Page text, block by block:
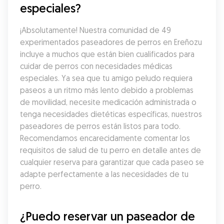
especiales?
¡Absolutamente! Nuestra comunidad de 49
experimentados paseadores de perros en Ereñozu
incluye a muchos que están bien cualificados para
cuidar de perros con necesidades médicas
especiales. Ya sea que tu amigo peludo requiera
paseos a un ritmo más lento debido a problemas
de movilidad, necesite medicación administrada o
tenga necesidades dietéticas específicas, nuestros
paseadores de perros están listos para todo.
Recomendamos encarecidamente comentar los
requisitos de salud de tu perro en detalle antes de
cualquier reserva para garantizar que cada paseo se
adapte perfectamente a las necesidades de tu
perro.
¿Puedo reservar un paseador de